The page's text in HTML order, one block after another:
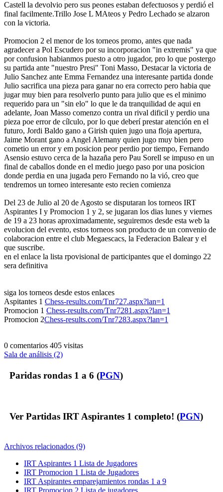
Castell la devolvio pero sus peones estaban defectuosos y perdió el
final facilmente.Trillo Jose L MAteos y Pedro Lechado se alzaron
con la victoria.
Promocion 2 el menor de los torneos promo, antes que nada
agradecer a Pol Escudero por su incorporacion "in extremis" ya que
por confusion habianmos puesto a otro jugador, pro lo que postergo
su partida ante "nuestro Presi" Toni Masso, Destacar la victoria de
Julio Sanchez ante Emma Fernandez una interesante partida donde
Julio sacrifica una pieza para ganar no era correcto pero habia que
jugar muy bien para resolverlo punto para julio que es el minimo
requerido para un "sin elo" lo que le da tranquilidad de aqui en
adelante, Joan Masso comenzo contra un rival dificil y perdio una
pieza poe error de cílculo, por lo que deberí prestar atención en el
futuro, Jordi Baldo gano a Girish quien jugo una floja apertura,
Jaime Morant gano a Angel Alemany quien jugo muy bien pero
cometio un error y em posicion peor perdio por tiempo, Fernando
Asensio estuvo cerca de la hazaña pero Pau Sorell se impuso en un
final de caballos donde en el medio juego paso por una posicion
donde perdia en una jugada pero Fernando no la vió, creo que
tendremos un torneo interesante esto recien comienza
Del 23 de Julio al 20 de Agosto se disputaran los torneos IRT
Aspirantes I y Promocion 1 y 2, se jugaran los dias lunes y viernes
de 19 a 23 horas aproximadamente, seguiremos desde esta web la
evolucion del evento, estos torneos son producto de un convenio de
colaboracion entre el club Megaescacs, la Federacion Balear y el
que suscribe.
en el enlace la lista rpovisional de participantes que el domingo 22
sera definitiva
siga los torneos desde estos enlaces
Aspitantes 1 Chess-results.com/Tnr727.aspx?lan=1
Promocion 1 Chess-results.com/Tnr7281.aspx?lan=1
Promocion 2Chess-results.com/Tnr7283.aspx?lan=1
0 comentarios 405 visitas
Sala de análisis (2)
Paridas rondas 1 a 6 (PGN)
Ver Partidas IRT Aspirantes 1 completo! (PGN)
Archivos relacionados (9)
IRT Aspirantes 1 Lista de Jugadores
IRT Promocion 1 Lista de Jugadores
IRT Aspirantes emparejamientos rondas 1 a 9